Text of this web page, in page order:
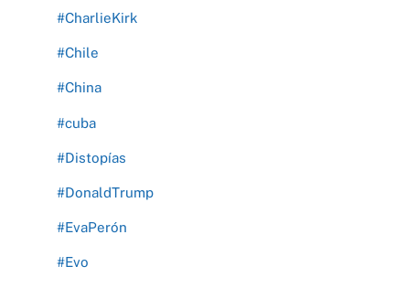
#CharlieKirk
#Chile
#China
#cuba
#Distopías
#DonaldTrump
#EvaPerón
#Evo